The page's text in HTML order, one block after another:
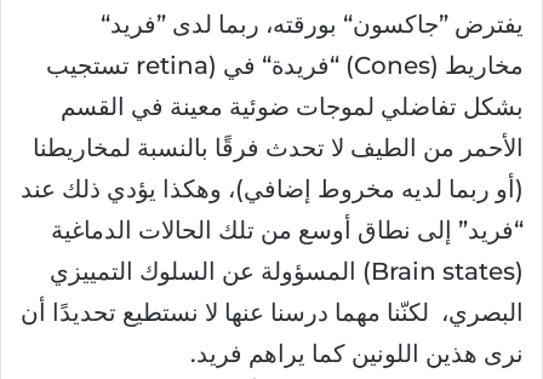
يفترض ”جاكسون“ بورقته، ربما لدى ”فريد“
مخاريط (Cones) “فريدة“ في (retina تستجيب
بشكل تفاضلي لموجات ضوئية معينة في القسم
الأحمر من الطيف لا تحدث فرقًا بالنسبة لمخاريطنا
(أو ربما لديه مخروط إضافي)، وهكذا يؤدي ذلك عند
“فريد” إلى نطاق أوسع من تلك الحالات الدماغية
(Brain states) المسؤولة عن السلوك التمييزي
البصري، لكنّنا مهما درسنا عنها لا نستطيع تحديدًا أن
نرى هذين اللونين كما يراهم فريد.